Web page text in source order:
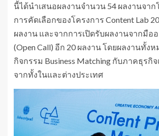
นี้ได้นำเสนอผลงานจำนวน 54 ผลงานจา
การคัดเลือกของโครงการ Content Lab
ผลงาน และจากการเปิดรับผลงานจากมือ
(Open Call) อีก 20 ผลงาน โดยผลงานทั้ง
กิจกรรม Business Matching กับภาคธุรกิ
จากทั้งในและต่างประเทศ